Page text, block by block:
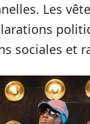
Les
sociales et